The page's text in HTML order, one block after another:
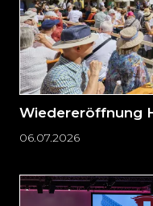
Wiedereröffnung
06.07.2026